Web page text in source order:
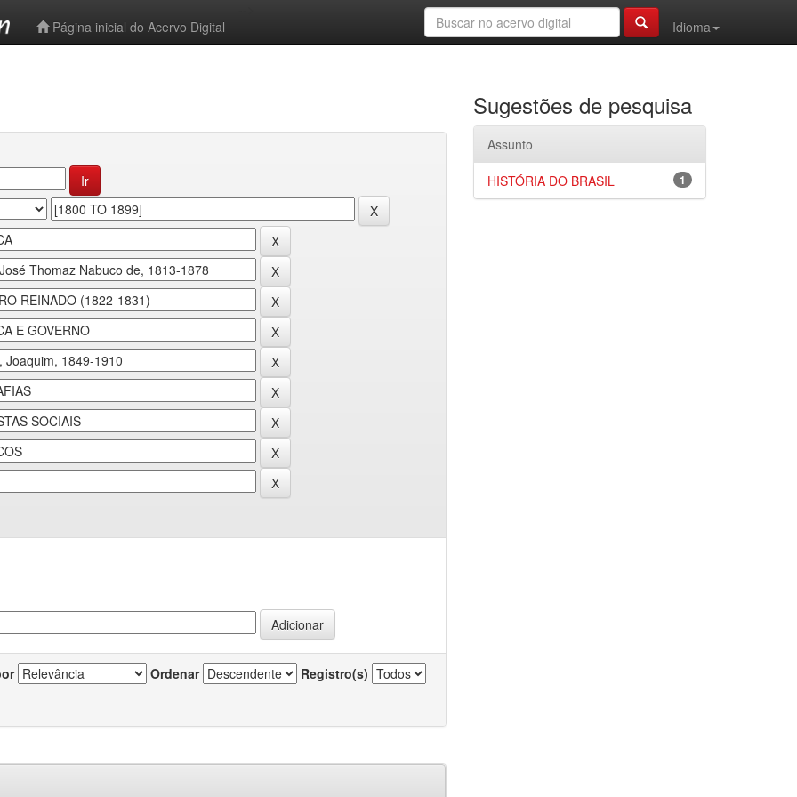
Página inicial do Acervo Digital
Idioma
Ordenar Registro(s)
Sugestões de pesquisa
Assunto
1
HISTÓRIA DO BRASIL